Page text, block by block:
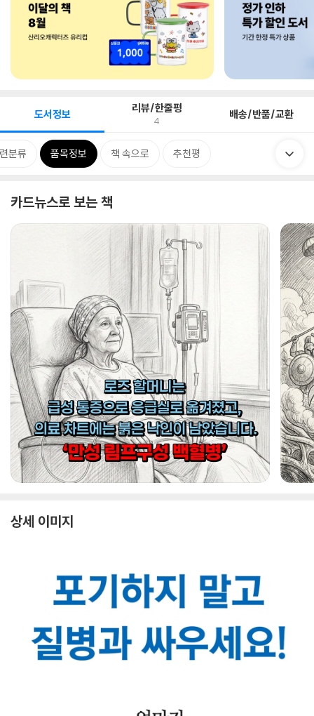
도서정보 리뷰/한줄평
4 배송/반품/교환
분류 품목정보 책 속으로 추천평
카드뉴스로 보는 책
상세 이미지